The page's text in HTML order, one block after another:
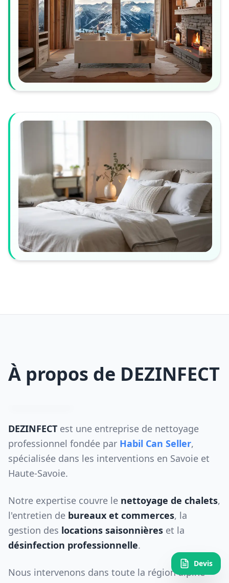
À propos de DEZINFECT
DEZINFECT est une entreprise de nettoyage
professionnel fondée par Habil Can Seller,
spécialisée dans les interventions en Savoie et
Haute-Savoie.
Notre expertise couvre le nettoyage de chalets,
l'entretien de bureaux et commerces, la
gestion des locations saisonnières et la
désinfection professionnelle.
Nous intervenons dans toute la région alpine
Devis